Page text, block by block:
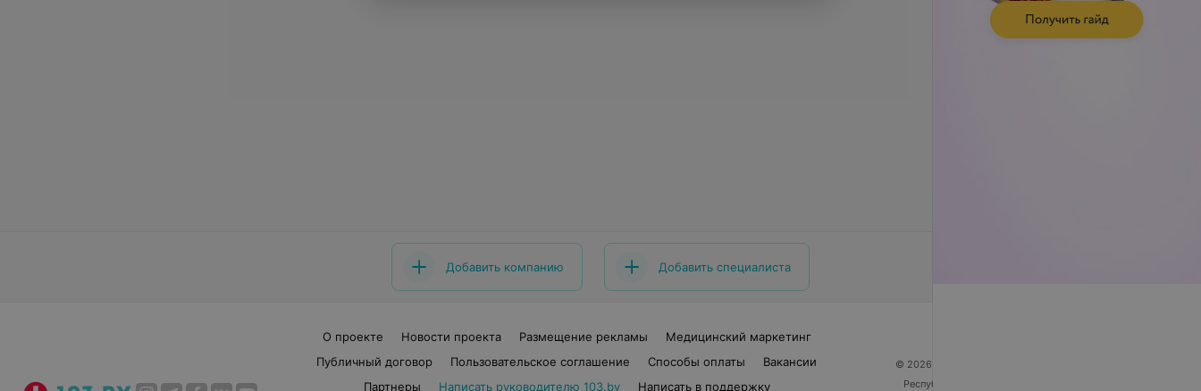
Добавить компанию Добавить специалиста
О проекте Новости проекта Размещение рекламы
Медицинский маркетинг
Публичный договор
Пользовательское соглашение Способы оплаты
Вакансии
Партнеры
Написать руководителю 103.by Написать в поддержку
© 2026 ООО «Артокс Лаб», УНП 191700409
Республика Беларусь, г. Минск, улица Толбухина, 2,